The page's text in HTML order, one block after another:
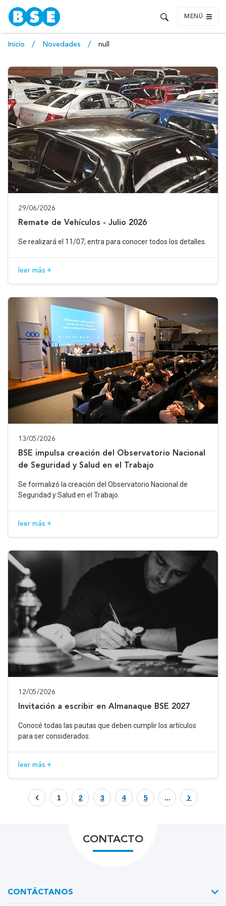
MENÚ
Inicio Novedades null
29/06/2026
Remate de Vehículos - Julio 2026
Se realizará el 11/07, entra para conocer todos los detalles.
leer más +
13/05/2026
BSE impulsa creación del Observatorio Nacional
de Seguridad y Salud en el Trabajo
Se formalizó la creación del Observatorio Nacional de
Seguridad y Salud en el Trabajo.
leer más +
12/05/2026
Invitación a escribir en Almanaque BSE 2027
Conocé todas las pautas que deben cumplir los artículos
para ser considerados.
leer más +
1 2 3 4 5 ...
CONTACTO
CONTÁCTANOS